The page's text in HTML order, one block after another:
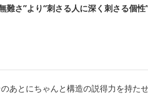
難さ”より“刺さる人に深く刺さる個性
あとにちゃんと構造の説得力を持た